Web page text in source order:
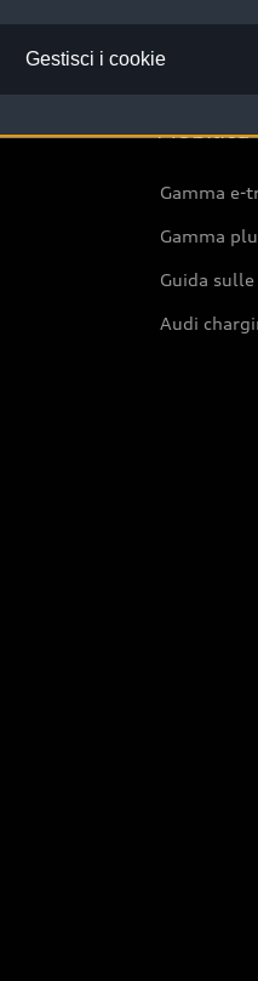
Mobilità
Gamma e-
Gamma
Guida
Audi
Gestisci i cookie